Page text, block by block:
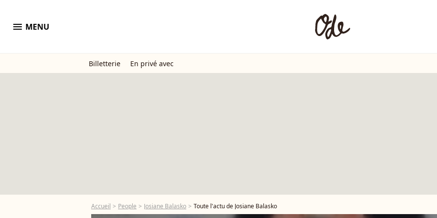
menu MENU
Billetterie En privé avec
Accueil People Josiane Balasko Toute l'actu de Josiane Balasko